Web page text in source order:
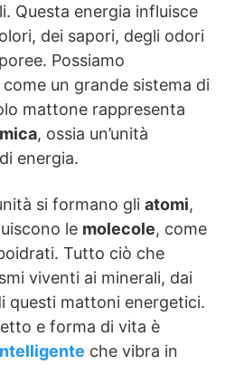
Questa energia influisce
dei sapori, degli odori
Possiamo
come un grande sistema di
mattone rappresenta
, ossia un’unità
energia.
si formano gli atomi,
le molecole, come
Tutto ciò che
viventi ai minerali, dai
questi mattoni energetici.
e forma di vita è
che vibra in